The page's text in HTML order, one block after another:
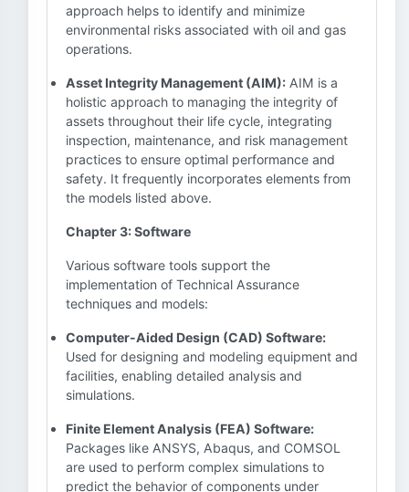
approach helps to identify and minimize
environmental risks associated with oil and gas
operations.
Asset Integrity Management (AIM): AIM is a
holistic approach to managing the integrity of
assets throughout their life cycle, integrating
inspection, maintenance, and risk management
practices to ensure optimal performance and
safety. It frequently incorporates elements from
the models listed above.
Chapter 3: Software
Various software tools support the
implementation of Technical Assurance
techniques and models:
Computer-Aided Design (CAD) Software:
Used for designing and modeling equipment and
facilities, enabling detailed analysis and
simulations.
Finite Element Analysis (FEA) Software:
Packages like ANSYS, Abaqus, and COMSOL
are used to perform complex simulations to
predict the behavior of components under